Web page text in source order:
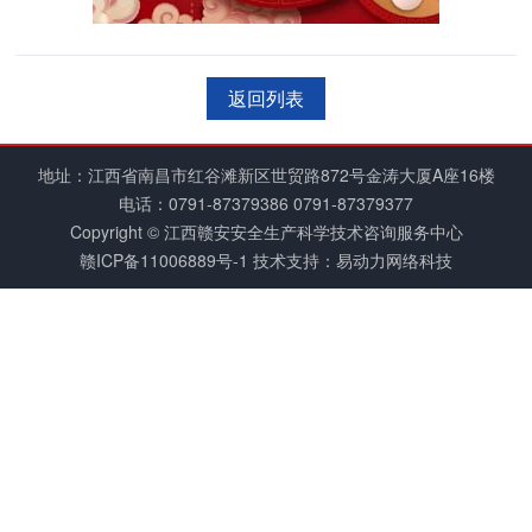
返回列表
地址：江西省南昌市红谷滩新区世贸路872号金涛大厦A座16楼
电话： 0791-87379386 0791-87379377
Copyright © 江西赣安安全生产科学技术咨询服务中心
赣ICP备11006889号-1 技术支持：易动力网络科技